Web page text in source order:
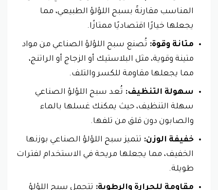
المناسب مقارنةً بسبح اللؤلؤ الطبيعي، مما
يجعلها خيارًا اقتصاديًا ممتازًا.
متانة وقوة: تُصنع سبح اللؤلؤ الصناعي من مواد
متينة وقوية، مثل البلاستيك أو الزجاج أو الراتنج،
مما يجعلها مقاومة للكسر والتلف.
سهولة التنظيف: تُعد سبح اللؤلؤ الصناعي
سهلة التنظيف، حيث يمكنك غسلها بالماء
والصابون دون قلق من تلفها.
خفيفة الوزن: تتميز سبح اللؤلؤ الصناعي بوزنها
الخفيف، مما يجعلها مريحة في الاستخدام لفترات
طويلة.
مقاومة للحرارة والرطوبة: تتحمل سبح اللؤلؤ